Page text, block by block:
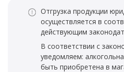
Отгрузка продукции
осуществляется в
действующим
В соответствии с
уведомляем:
быть приобретена в